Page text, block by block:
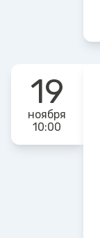
19
ноября
10:00